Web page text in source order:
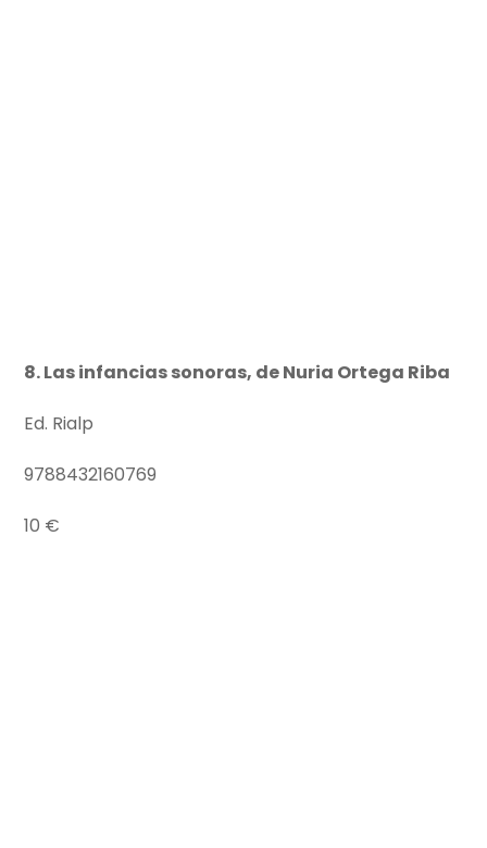
8. Las infancias sonoras, de Nuria Ortega Riba
Ed. Rialp
9788432160769
10 €